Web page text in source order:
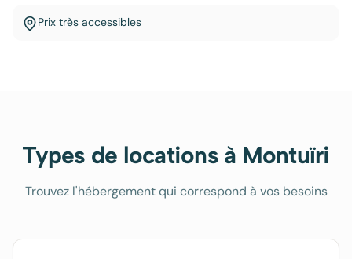
Prix très accessibles
Types de locations à Montuïri
Trouvez l'hébergement qui correspond à vos besoins